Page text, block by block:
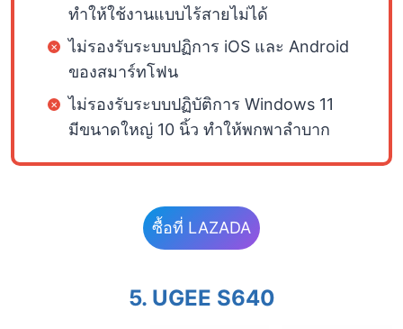
ทำให้ใช้งานแบบไร้สายไม่ได้
ไม่รองรับระบบปฏิการ iOS และ Android
ของสมาร์ทโฟน
ไม่รองรับระบบปฏิบัติการ Windows 11
มีขนาดใหญ่ 10 นิ้ว ทำให้พกพาลำบาก
ซื้อที่ LAZADA
5. UGEE S640